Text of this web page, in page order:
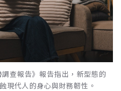
查報告》報告指出，新型態的
現代人的身心與財務韌性。